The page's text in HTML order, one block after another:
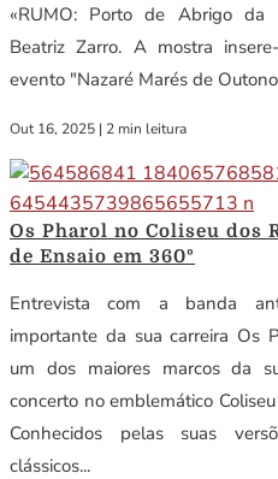
«RUMO: Porto de Abrigo da
Beatriz Zarro. A mostra
evento "Nazaré Marés de
Out 16, 2025 | 2 min leitura
Os Pharol no Coliseu dos
de Ensaio em 360º
Entrevista com a banda
importante da sua carreira Os
um dos maiores marcos da
concerto no emblemático
Conhecidos pelas suas
clássicos...